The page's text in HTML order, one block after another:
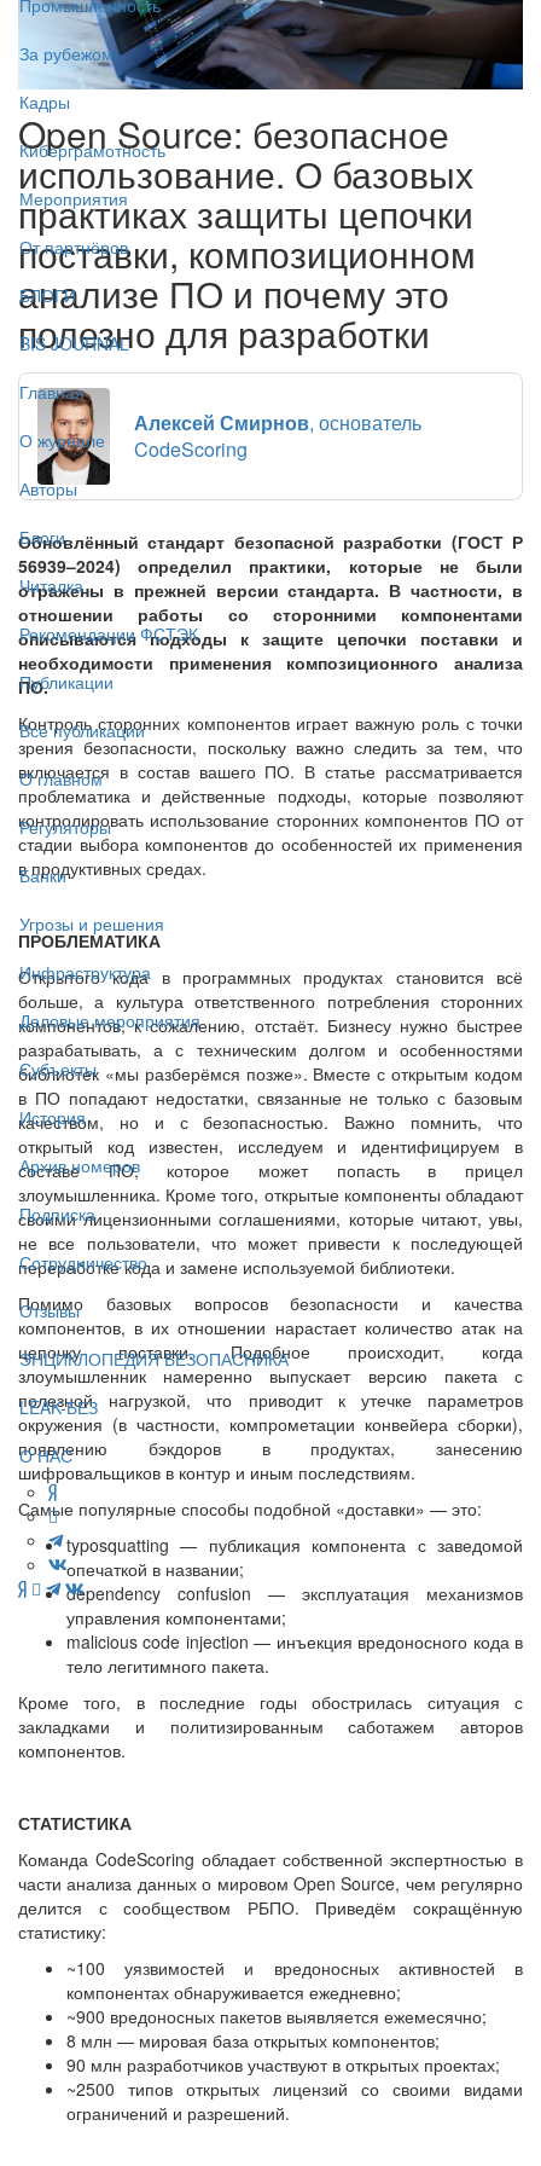
Промышленность
За рубежом
Кадры
Киберграмотность
Мероприятия
От партнёров
БЛОГИ
BIS JOURNAL
Главная
О журнале
Авторы
Блоги
Читалка
Рекомендации ФСТЭК
Публикации
Все публикации
О главном
Регуляторы
Банки
Угрозы и решения
Инфраструктура
Деловые мероприятия
Субъекты
История
Архив номеров
Подписка
Сотрудничество
Отзывы
ЭНЦИКЛОПЕДИЯ БЕЗОПАСНИКА
LEAK-БЕЗ
О НАС
Open Source: безопасное
использование. О базовых
практиках защиты цепочки
поставки, композиционном
анализе ПО и почему это
полезно для разработки
Алексей Смирнов, основатель
CodeScoring
Обновлённый стандарт безопасной разработки (ГОСТ Р
56939–2024) определил практики, которые не были
отражены в прежней версии стандарта. В частности, в
отношении работы со сторонними компонентами
описываются подходы к защите цепочки поставки и
необходимости применения композиционного анализа
ПО.
Контроль сторонних компонентов играет важную роль с точки
зрения безопасности, поскольку важно следить за тем, что
включается в состав вашего ПО. В статье рассматривается
проблематика и действенные подходы, которые позволяют
контролировать использование сторонних компонентов ПО от
стадии выбора компонентов до особенностей их применения
в продуктивных средах.
ПРОБЛЕМАТИКА
Открытого кода в программных продуктах становится всё
больше, а культура ответственного потребления сторонних
компонентов, к сожалению, отстаёт. Бизнесу нужно быстрее
разрабатывать, а с техническим долгом и особенностями
библиотек «мы разберёмся позже». Вместе с открытым кодом
в ПО попадают недостатки, связанные не только с базовым
качеством, но и с безопасностью. Важно помнить, что
открытый код известен, исследуем и идентифицируем в
составе ПО, которое может попасть в прицел
злоумышленника. Кроме того, открытые компоненты обладают
своими лицензионными соглашениями, которые читают, увы,
не все пользователи, что может привести к последующей
переработке кода и замене используемой библиотеки.
Помимо базовых вопросов безопасности и качества
компонентов, в их отношении нарастает количество атак на
цепочку поставки. Подобное происходит, когда
злоумышленник намеренно выпускает версию пакета с
полезной нагрузкой, что приводит к утечке параметров
окружения (в частности, компрометации конвейера сборки),
появлению бэкдоров в продуктах, занесению
шифровальщиков в контур и иным последствиям.
Самые популярные способы подобной «доставки» — ​это:
typosquatting — ​публикация компонента с заведомой
опечаткой в названии;
dependency confusion — ​эксплуатация механизмов
управления компонентами;
malicious code injection — ​инъекция вредоносного кода в
тело легитимного пакета.
Кроме того, в последние годы обострилась ситуация с
закладками и политизированным саботажем авторов
компонентов.
СТАТИСТИКА
Команда CodeScoring обладает собственной экспертностью в
части анализа данных о мировом Open Source, чем регулярно
делится с сообществом РБПО. Приведём сокращённую
статистику:
~100 уязвимостей и вредоносных активностей в
компонентах обнаруживается ежедневно;
~900 вредоносных пакетов выявляется ежемесячно;
8 млн — ​мировая база открытых компонентов;
90 млн разработчиков участвуют в открытых проектах;
~2500 типов открытых лицензий со своими видами
ограничений и разрешений.